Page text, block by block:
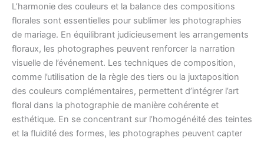
L’harmonie des couleurs et la balance des compositions
florales sont essentielles pour sublimer les photographies
de mariage. En équilibrant judicieusement les arrangements
floraux, les photographes peuvent renforcer la narration
visuelle de l’événement. Les techniques de composition,
comme l’utilisation de la règle des tiers ou la juxtaposition
des couleurs complémentaires, permettent d’intégrer l’art
floral dans la photographie de manière cohérente et
esthétique. En se concentrant sur l’homogénéité des teintes
et la fluidité des formes, les photographes peuvent capter